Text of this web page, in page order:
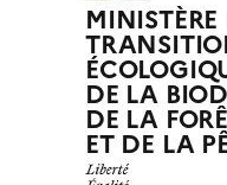
DE LA
DE LA
ET DE LA